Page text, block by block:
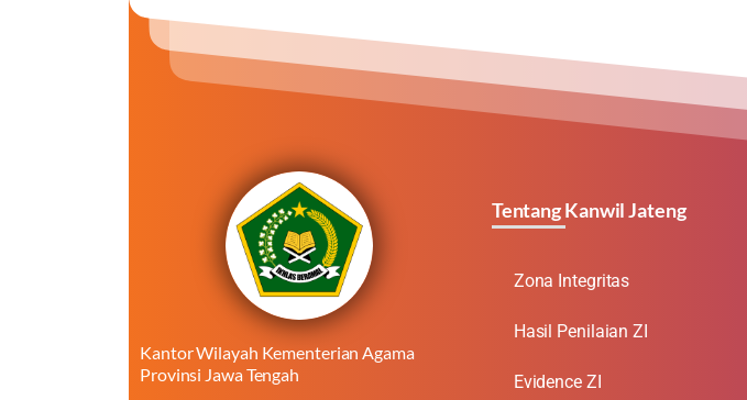
Kantor Wilayah Kementerian Agama
Provinsi Jawa Tengah
Tentang Kanwil Jateng
Zona Integritas
Hasil Penilaian ZI
Evidence ZI